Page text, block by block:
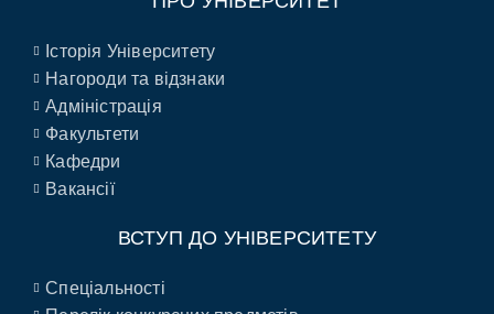
Історія Університету
Нагороди та відзнаки
Адміністрація
Факультети
Кафедри
Вакансії
ВСТУП ДО УНІВЕРСИТЕТУ
Спеціальності